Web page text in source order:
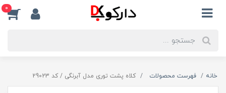
0
خانه فهرست محصولات کلاه پشت توری مدل آبرنگی / کد 29023